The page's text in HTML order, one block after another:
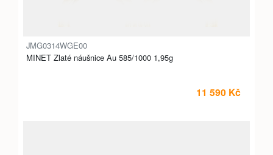
JMG0314WGE00
MINET Zlaté náušnice Au 585/1000 1,95g
11 590 Kč